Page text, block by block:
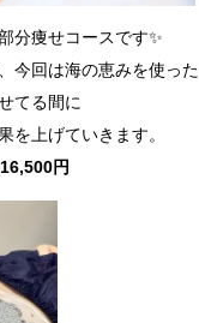
分痩せコースです✨
今回は海の恵みを使った
てる間に
を上げていきます。
円